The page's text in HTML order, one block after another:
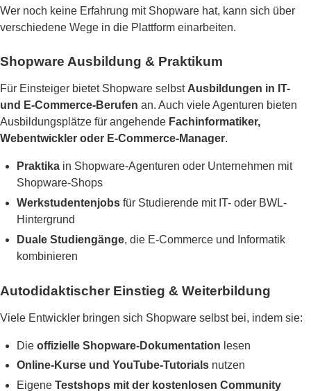
Wer noch keine Erfahrung mit Shopware hat, kann sich über
verschiedene Wege in die Plattform einarbeiten.
Shopware Ausbildung & Praktikum
Für Einsteiger bietet Shopware selbst Ausbildungen in IT-
und E-Commerce-Berufen an. Auch viele Agenturen bieten
Ausbildungsplätze für angehende Fachinformatiker,
Webentwickler oder E-Commerce-Manager.
Praktika in Shopware-Agenturen oder Unternehmen mit
Shopware-Shops
Werkstudentenjobs für Studierende mit IT- oder BWL-
Hintergrund
Duale Studiengänge, die E-Commerce und Informatik
kombinieren
Autodidaktischer Einstieg & Weiterbildung
Viele Entwickler bringen sich Shopware selbst bei, indem sie:
Die offizielle Shopware-Dokumentation lesen
Online-Kurse und YouTube-Tutorials nutzen
Eigene Testshops mit der kostenlosen Community